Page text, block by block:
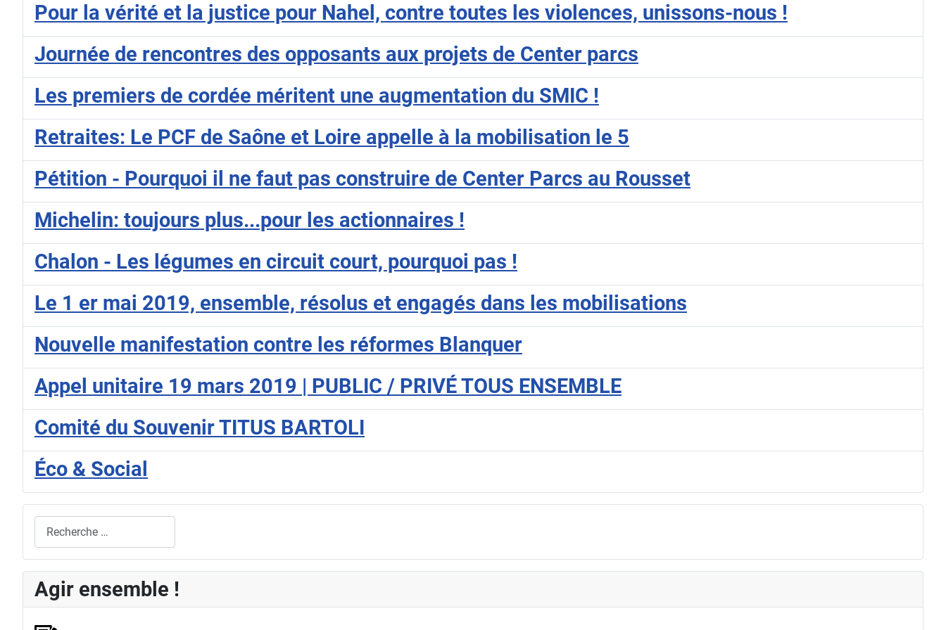
Pour la vérité et la justice pour Nahel, contre toutes les violences, unissons-nous !
Journée de rencontres des opposants aux projets de Center parcs
Les premiers de cordée méritent une augmentation du SMIC !
Retraites: Le PCF de Saône et Loire appelle à la mobilisation le 5
Pétition - Pourquoi il ne faut pas construire de Center Parcs au Rousset
Michelin: toujours plus...pour les actionnaires !
Chalon - Les légumes en circuit court, pourquoi pas !
Le 1 er mai 2019, ensemble, résolus et engagés dans les mobilisations
Nouvelle manifestation contre les réformes Blanquer
Appel unitaire 19 mars 2019 | PUBLIC / PRIVÉ TOUS ENSEMBLE
Comité du Souvenir TITUS BARTOLI
Éco & Social
Agir ensemble !